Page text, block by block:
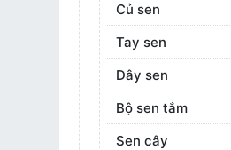
Củ sen
Tay sen
Dây sen
Bộ sen tắm
Sen cây